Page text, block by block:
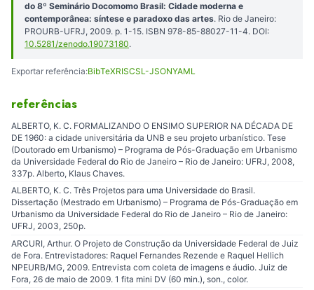
do 8º Seminário Docomomo Brasil: Cidade moderna e
contemporânea: síntese e paradoxo das artes. Rio de Janeiro:
PROURB-UFRJ, 2009. p. 1-15. ISBN 978-85-88027-11-4. DOI:
10.5281/zenodo.19073180.
Exportar referência:BibTeXRISCSL-JSONYAML
referências
ALBERTO, K. C. FORMALIZANDO O ENSIMO SUPERIOR NA DÉCADA DE
DE 1960: a cidade universitária da UNB e seu projeto urbanístico. Tese
(Doutorado em Urbanismo) – Programa de Pós-Graduação em Urbanismo
da Universidade Federal do Rio de Janeiro – Rio de Janeiro: UFRJ, 2008,
337p. Alberto, Klaus Chaves.
ALBERTO, K. C. Três Projetos para uma Universidade do Brasil.
Dissertação (Mestrado em Urbanismo) – Programa de Pós-Graduação em
Urbanismo da Universidade Federal do Rio de Janeiro – Rio de Janeiro:
UFRJ, 2003, 250p.
ARCURI, Arthur. O Projeto de Construção da Universidade Federal de Juiz
de Fora. Entrevistadores: Raquel Fernandes Rezende e Raquel Hellich
NPEURB/MG, 2009. Entrevista com coleta de imagens e áudio. Juiz de
Fora, 26 de maio de 2009. 1 fita mini DV (60 min.), son., color.